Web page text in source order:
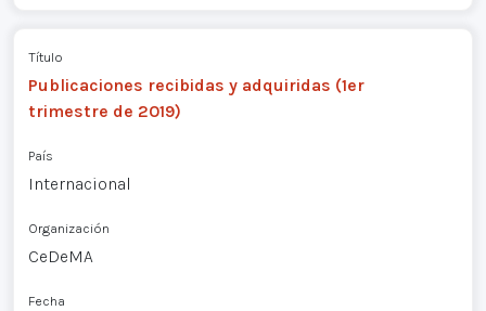
Título
Publicaciones recibidas y adquiridas (1er
trimestre de 2019)
País
Internacional
Organización
CeDeMA
Fecha